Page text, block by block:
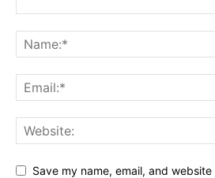
Save my name, email, and